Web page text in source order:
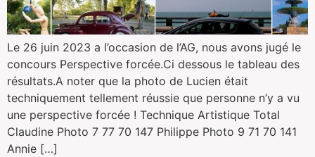
Le 26 juin 2023 a l’occasion de l’AG, nous avons jugé le
concours Perspective forcée.Ci dessous le tableau des
résultats.A noter que la photo de Lucien était
techniquement tellement réussie que personne n’y a vu
une perspective forcée ! Technique Artistique Total
Claudine Photo 7 77 70 147 Philippe Photo 9 71 70 141
Annie […]